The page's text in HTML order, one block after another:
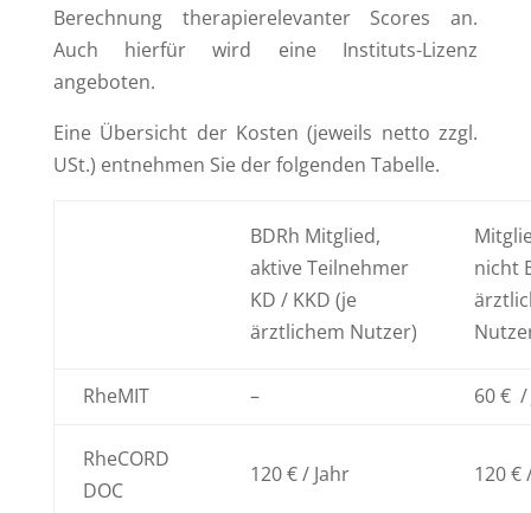
Berechnung therapierelevanter Scores an.
Auch hierfür wird eine Instituts-Lizenz
angeboten.
Eine Übersicht der Kosten (jeweils netto zzgl.
USt.) entnehmen Sie der folgenden Tabelle.
BDRh Mitglied,
aktive Teilnehmer
KD / KKD (je
ärztlichem Nutzer)
nicht
RheMIT – 60 € /
RheCORD
DOC
120 € / Jahr 120 €